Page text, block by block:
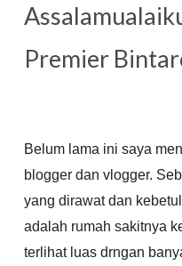
Premier
Belum lama ini saya
blogger dan vlogger.
yang dirawat dan
adalah rumah sakitnya
terlihat luas drngan